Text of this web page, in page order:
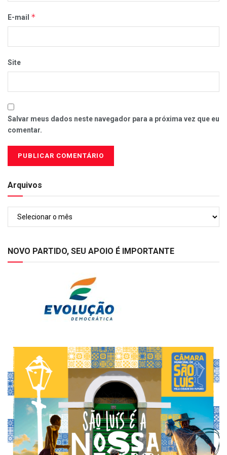
E-mail *
Site
Salvar meus dados neste navegador para a próxima vez que eu
comentar.
Arquivos
NOVO PARTIDO, SEU APOIO É IMPORTANTE